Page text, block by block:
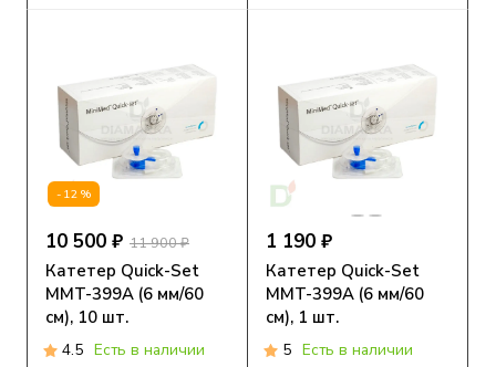
-12%
10 500 ₽ 11 900 ₽
Катетер Quick-Set
MMT-399А (6 мм/60
см), 10 шт.
4.5 Есть в наличии
1 190 ₽
Катетер Quick-Set
MMT-399А (6 мм/60
см), 1 шт.
5 Есть в наличии